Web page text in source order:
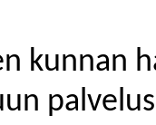
kunnan